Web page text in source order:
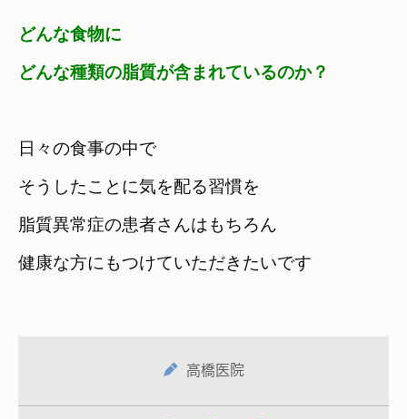
どんな食物に
どんな種類の脂質が含まれているのか？
日々の食事の中で
そうしたことに気を配る習慣を
脂質異常症の患者さんはもちろん
健康な方にもつけていただきたいです
高橋医院